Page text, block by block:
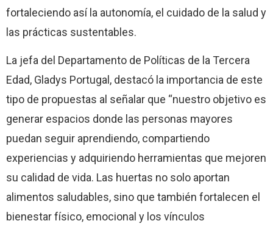
fortaleciendo así la autonomía, el cuidado de la salud y
las prácticas sustentables.
La jefa del Departamento de Políticas de la Tercera
Edad, Gladys Portugal, destacó la importancia de este
tipo de propuestas al señalar que “nuestro objetivo es
generar espacios donde las personas mayores
puedan seguir aprendiendo, compartiendo
experiencias y adquiriendo herramientas que mejoren
su calidad de vida. Las huertas no solo aportan
alimentos saludables, sino que también fortalecen el
bienestar físico, emocional y los vínculos